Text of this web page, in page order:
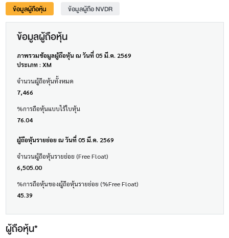
ข้อมูลผู้ถือหุ้น ข้อมูลผู้ถือ NVDR
ข้อมูลผู้ถือหุ้น
ภาพรวมข้อมูลผู้ถือหุ้น ณ วันที่ 05 มี.ค. 2569
ประเภท : XM
จำนวนผู้ถือหุ้นทั้งหมด
7,466
%การถือหุ้นแบบไร้ใบหุ้น
76.04
ผู้ถือหุ้นรายย่อย ณ วันที่ 05 มี.ค. 2569
จำนวนผู้ถือหุ้นรายย่อย (Free Float)
6,505.00
%การถือหุ้นของผู้ถือหุ้นรายย่อย (%Free Float)
45.39
ผู้ถือหุ้น*